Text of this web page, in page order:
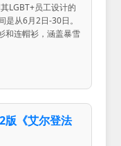
LGBT+员工设计的
是从6月2日-30日。
和连帽衫，涵盖暴雪
版《艾尔登法